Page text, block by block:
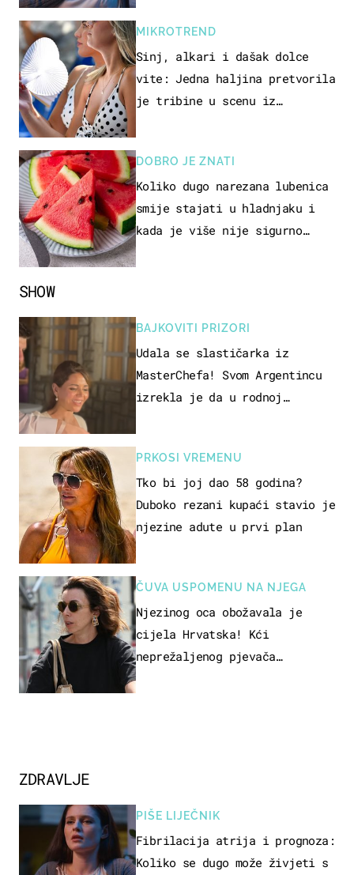
SHOW
BAJKOVITI PRIZORI
Udala se slastičarka iz
MasterChefa! Svom Argentincu
izrekla je da u rodnoj
PRKOSI VREMENU
Tko bi joj dao 58 godina?
Duboko rezani kupaći stavio je
njezine adute u prvi plan
ČUVA USPOMENU NA NJEGA
Njezinog oca obožavala je
cijela Hrvatska! Kći
neprežaljenog pjevača
ZDRAVLJE
PIŠE LIJEČNIK
Fibrilacija atrija i prognoza:
Koliko se dugo može živjeti s
MIKROTREND
Sinj, alkari i dašak dolce
vite: Jedna haljina pretvorila
je tribine u scenu iz
DOBRO JE ZNATI
Koliko dugo narezana lubenica
smije stajati u hladnjaku i
kada je više nije sigurno